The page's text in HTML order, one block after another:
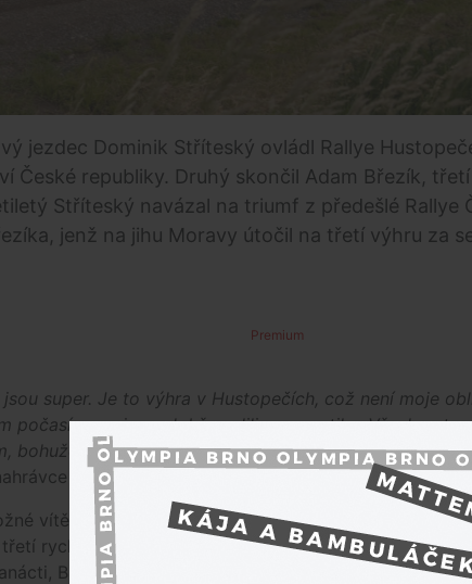
jezdec Dominik Stříteský ovládl Rallye
České republiky. Druhý skončil Adam Březík,
Stříteský navázal na triumf z předešlé Rallye
jenž na jihu Moravy útočil na třetí výhru za
Premium
jsou super. Je to výhra v Hustopečích, což není moje
počasí a my jsme dobře volili pneumatiky. Všechno to
bohužel, i penalizace Adama. Nicméně to je rallye a i
pro média.
vítězství připravila půlminutová penalizace za
rychlostní zkoušce. Zatímco Stříteský byl
Březík na sedmi.